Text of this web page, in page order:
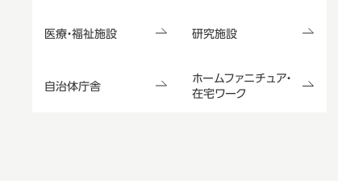
医療・福祉施設 研究施設
自治体庁舎
ホームファニチュア・
在宅ワーク